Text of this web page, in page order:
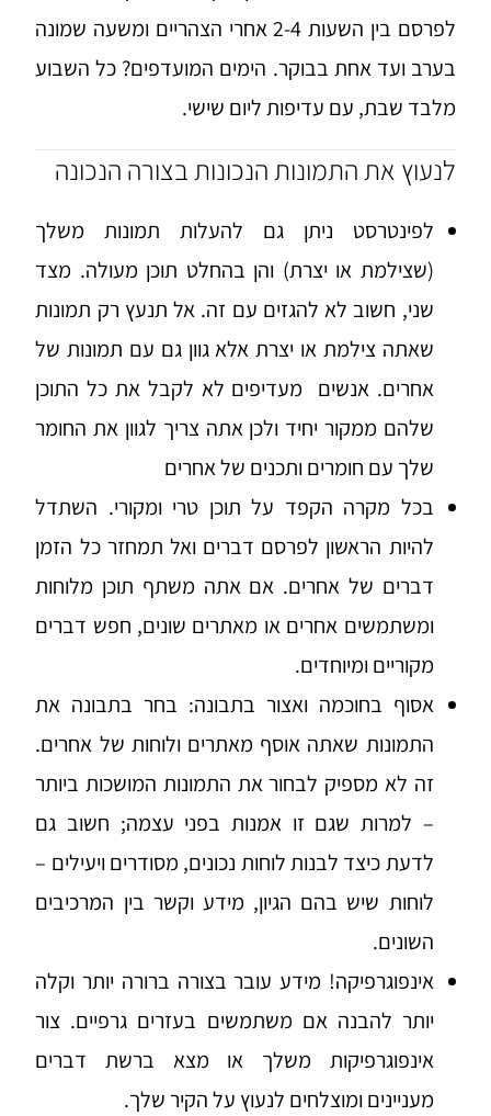
לפרסם בין השעות 2-4 אחרי הצהריים ומשעה שמונה
בערב ועד אחת בבוקר. הימים המועדפים? כל השבוע
מלבד שבת, עם עדיפות ליום שישי.
לנעוץ את התמונות הנכונות בצורה הנכונה
לפינטרסט ניתן גם להעלות תמונות משלך
(שצילמת או יצרת) והן בהחלט תוכן מעולה. מצד
שני, חשוב לא להגזים עם זה. אל תנעץ רק תמונות
שאתה צילמת או יצרת אלא גוון גם עם תמונות של
אחרים. אנשים מעדיפים לא לקבל את כל התוכן
שלהם ממקור יחיד ולכן אתה צריך לגוון את החומר
שלך עם חומרים ותכנים של אחרים
בכל מקרה הקפד על תוכן טרי ומקורי. השתדל
להיות הראשון לפרסם דברים ואל תמחזר כל הזמן
דברים של אחרים. אם אתה משתף תוכן מלוחות
ומשתמשים אחרים או מאתרים שונים, חפש דברים
מקוריים ומיוחדים.
אסוף בחוכמה ואצור בתבונה: בחר בתבונה את
התמונות שאתה אוסף מאתרים ולוחות של אחרים.
זה לא מספיק לבחור את התמונות המושכות ביותר
– למרות שגם זו אמנות בפני עצמה; חשוב גם
לדעת כיצד לבנות לוחות נכונים, מסודרים ויעילים –
לוחות שיש בהם הגיון, מידע וקשר בין המרכיבים
השונים.
אינפוגרפיקה! מידע עובר בצורה ברורה יותר וקלה
יותר להבנה אם משתמשים בעזרים גרפיים. צור
אינפוגרפיקות משלך או מצא ברשת דברים
מעניינים ומוצלחים לנעוץ על הקיר שלך.